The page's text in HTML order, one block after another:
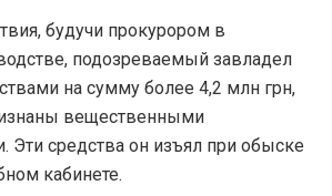
будучи прокурором в
подозреваемый завладел
на сумму более 4,2 млн грн,
вещественными
Эти средства он изъял при обыске
кабинете.